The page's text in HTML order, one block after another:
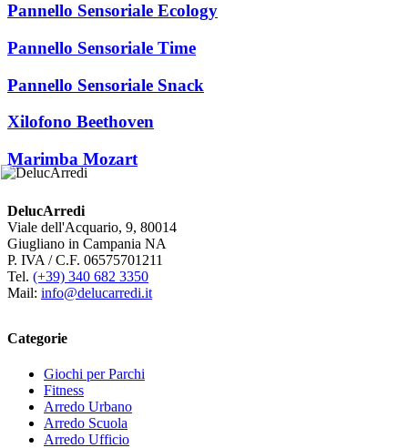
Pannello Sensoriale Ecology
Pannello Sensoriale Time
Pannello Sensoriale Snack
Xilofono Beethoven
Marimba Mozart
DelucArredi
Viale dell'Acquario, 9, 80014
Giugliano in Campania NA
P. IVA / C.F. 06575701211
Tel. (+39) 340 682 3350
Mail: info@delucarredi.it
Categorie
Giochi per Parchi
Fitness
Arredo Urbano
Arredo Scuola
Arredo Ufficio